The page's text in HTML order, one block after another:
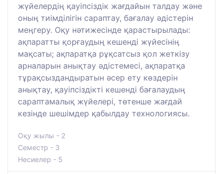
жүйелердің қауіпсіздік жағдайын талдау және
оның тиімділігін сараптау, бағалау әдістерін
меңгеру. Оқу нәтижесінде қарастырылады:
ақпаратты қорғаудың кешенді жүйесінің
мақсаты; ақпаратқа рұқсатсыз қол жеткізу
арналарын анықтау әдістемесі, ақпаратқа
тұрақсыздандыратын әсер ету көздерін
анықтау, қауіпсіздікті кешенді бағалаудың
сараптамалық жүйелері, төтенше жағдай
кезінде шешімдер қабылдау технологиясы.
Оқу жылы - 2
Семестр - 3
Несиелер - 5